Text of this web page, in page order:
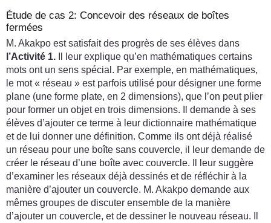
Étude de cas 2: Concevoir des réseaux de boîtes
fermées
M. Akakpo est satisfait des progrès de ses élèves dans
l’Activité 1.
Il leur explique qu’en mathématiques certains
mots ont un sens spécial. Par exemple, en mathématiques,
le mot « réseau » est parfois utilisé pour désigner une forme
plane (une forme plate, en 2 dimensions), que l’on peut plier
pour former un objet en trois dimensions. Il demande à ses
élèves d’ajouter ce terme à leur dictionnaire mathématique
et de lui donner une définition. Comme ils ont déjà réalisé
un réseau pour une boîte sans couvercle, il leur demande de
créer le réseau d’une boîte avec couvercle. Il leur suggère
d’examiner les réseaux déjà dessinés et de réfléchir à la
manière d’ajouter un couvercle. M. Akakpo demande aux
mêmes groupes de discuter ensemble de la manière
d’ajouter un couvercle, et de dessiner le nouveau réseau. Il